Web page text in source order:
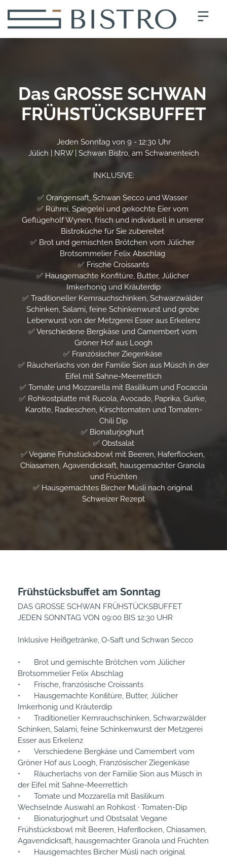
Das GROSSE SCHWAN
FRÜHSTÜCKSBUFFET
Jeden Sonntag von 9 - 12:30 Uhr
Jülich | NRW | Schwan Bistro, am Schwanenteich
INKLUSIVE:
✅ Orangensaft, Schwan Secco und Wasser
✅ Rührei, Spiegelei und gekochte Eier vom
Geflügeholf Wynen, frisch und individuell in unserer
Bistroküche für Sie zubereitet
✅ Brot und gemischten Brötchen vom Jülicher
Brotsommelier Felix Abschlag
✅ Frische Croissants
✅ Hausgemachte Konfitüre, Butter, Jülicher
Imkerhonig und Kräuterdip
✅ Traditioneller Kernrauchschinken, Schwarzwälder
Schinken, Salami, feine Schinkenwurst und grobe
Leberwurst von der Metzgerei Esser aus Erkelenz
✅ Verschiedene Bergkäse und Camembert vom
Gröner Hof aus Loogh
✅ Französischer Ziegenkäse
✅ Räucherlachs von der Familie Sion aus Müsch in der
Eifel mit Sahne-Meerrettich
✅ Tomate und Mozzarella mit Basilikum und Focaccia
✅ Rohkostplatte mit Rucola, Avocado, Paprika, Gurke,
Karotte, Radieschen, Kirschtomaten und Tomaten-
Chili Dip
✅ Bionaturjoghurt
✅ Obstsalat
✅ Vegane Frühstücksbowl mit Beeren, Haferflocken,
Chiasamen, Agavendicksaft, hausgemachter Granola
und Früchten
✅ Hausgemachtes Bircher Müsli nach original
Schweizer Rezept
Frühstücksbuffet am Sonntag
DAS GROSSE SCHWAN FRÜHSTÜCKSBUFFET
JEDEN SONNTAG VON 09:00 BIS 12:30 UHR
Inklusive Heißgetränke, O-Saft und Schwan Secco
•	Brot und gemischte Brötchen vom Jülicher
Brotsommelier Felix Abschlag
•	Frische, französische Croissants
•	Hausgemachte Konﬁtüre, Butter, Jülicher
Imkerhonig und Kräuterdip
•	Traditioneller Kernrauchschinken, Schwarzwälder
Schinken, Salami, feine Schinkenwurst der Metzgerei
Esser aus Erkelenz
•	Verschiedene Bergkäse und Camembert vom
Gröner Hof aus Loogh, Französischer Ziegenkäse
•	Räucherlachs von der Familie Sion aus Müsch in
der Eifel mit Sahne-Meerrettich
•	Tomate und Mozzarella mit Basilikum
Wechselnde Auswahl an Rohkost · Tomaten-Dip
•	Bionaturjoghurt und Obstsalat Vegane
Frühstücksbowl mit Beeren, Haferﬂocken, Chiasamen,
Agavendicksaft, hausgemachter Granola und Früchten
•	Hausgemachtes Bircher Müsli nach original